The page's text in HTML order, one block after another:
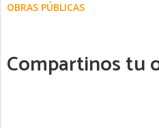
OBRAS PÚBLICAS
Compartinos tu